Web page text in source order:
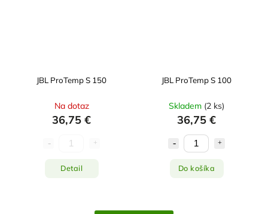
JBL ProTemp S 150
Na dotaz
36,75 €
Detail
JBL ProTemp S 100
Skladem (2 ks)
36,75 €
Do košíka